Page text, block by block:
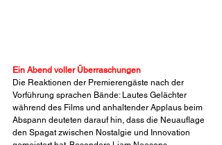
Ein Abend voller Überraschungen
Die Reaktionen der Premierengäste nach der
Vorführung sprachen Bände: Lautes Gelächter
während des Films und anhaltender Applaus beim
Abspann deuteten darauf hin, dass die Neuauflage
den Spagat zwischen Nostalgie und Innovation